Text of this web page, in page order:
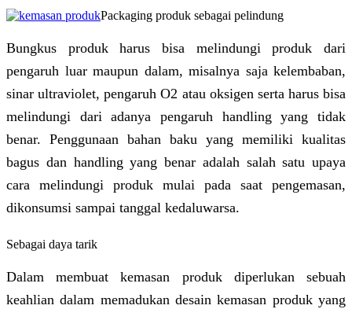
Packaging produk sebagai pelindung
Bungkus produk harus bisa melindungi produk dari
pengaruh luar maupun dalam, misalnya saja kelembaban,
sinar ultraviolet, pengaruh O2 atau oksigen serta harus bisa
melindungi dari adanya pengaruh handling yang tidak
benar. Penggunaan bahan baku yang memiliki kualitas
bagus dan handling yang benar adalah salah satu upaya
cara melindungi produk mulai pada saat pengemasan,
dikonsumsi sampai tanggal kedaluwarsa.
Sebagai daya tarik
Dalam membuat kemasan produk diperlukan sebuah
keahlian dalam memadukan desain kemasan produk yang